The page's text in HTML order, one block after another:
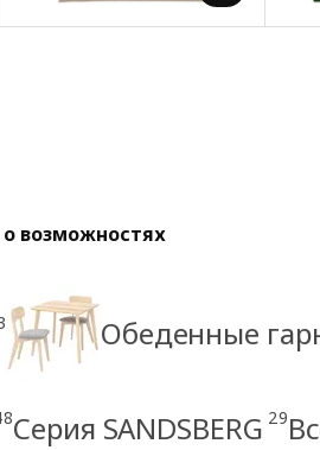
возможностях
Обеденные
Серия SANDSBERG 29